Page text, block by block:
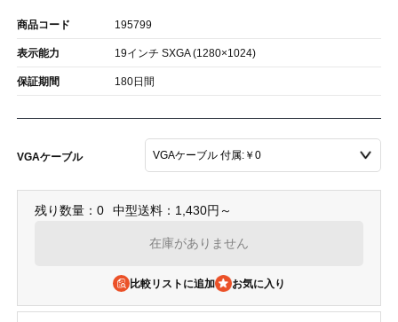
商品コード 195799
表示能力 19インチ SXGA (1280×1024)
保証期間 180日間
VGAケーブル
残り数量：0 中型送料：1,430円～
在庫がありません
比較リストに追加